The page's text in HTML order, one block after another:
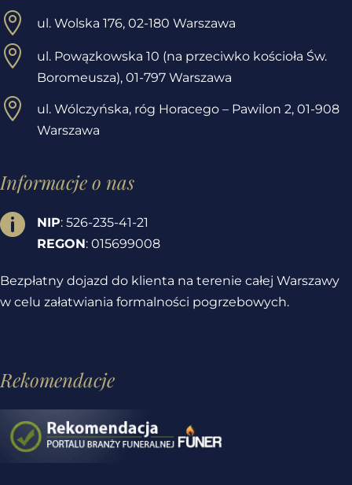
 ul. Wolska 176, 02-180 Warszawa

ul. Powązkowska 10 (na przeciwko kościoła Św.
Boromeusza), 01-797 Warszawa
 ul. Wólczyńska, róg Horacego – Pawilon 2, 01-908
Warszawa
Informacje o nas

NIP: 526-235-41-21
REGON: 015699008
Bezpłatny dojazd do klienta na terenie całej Warszawy
w celu załatwiania formalności pogrzebowych.
Rekomendacje